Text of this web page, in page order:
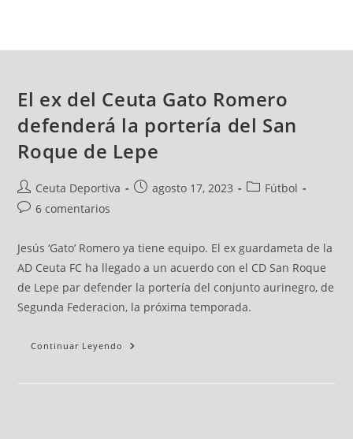
El ex del Ceuta Gato Romero
defenderá la portería del San
Roque de Lepe
Ceuta Deportiva agosto 17, 2023
Fútbol
6 comentarios
Jesús ‘Gato’ Romero ya tiene equipo. El ex guardameta de la
AD Ceuta FC ha llegado a un acuerdo con el CD San Roque
de Lepe par defender la portería del conjunto aurinegro, de
Segunda Federacion, la próxima temporada.
Continuar Leyendo